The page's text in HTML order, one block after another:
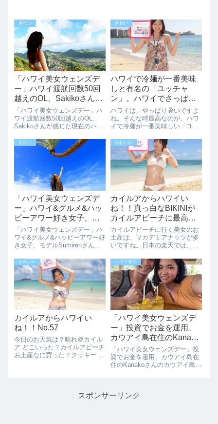
きれい
「ハワイ美女ウェンズデ
ー」ハワイ渡航回数50回
越えのOL、Sakikoさんが
感じた現在のハワイ旅
「ハワイ美女ウェンズデー」ハ
ワイ渡航回数50回越えのOL、
Sakikoさんが感じた現在のハワ
なくなったことや、今のハワイ
の現状を知っておきたいと思っ
てハワイ旅行を決めたという、
Saikoさんの今のハワイ旅をイ
ンタ...
きれい
ハワイで冷麺が一番美味
しと有名の「ユッチャ
ン」。ハワイでさっぱり
冷麺を食べるなら、ここ
に行かないと。
ハワイは、やっぱり暑いですよ
ね。そんな時最高なのが、ハワ
イで冷麺が一番美味しい「ユッ
す。是非、試してみてくださ
い！！絶対納得するはずです。
ここは、芸能人も多く足を運ぶ
とか、弾力のある葛入りの冷麺
が絶品なので、 葛...
きれい
「ハワイ美女ウェンズデ
ー」ハワイ&グルメ&ハッ
ピーアワー好き女子、モ
デルSumirenさんのハワイ
ライフ
「ハワイ美女ウェンズデー」ハ
ワイ&グルメ&ハッピーアワー好
き女子、モデルSumirenさんの
旅行、広告モデルのSumirenさ
んのハワイライフをインタビュ
ーさせていただきました。海外
で1番ハワイが大好きな広告モ
デ...
かわいい
カイルアからハワイい
ね！！真っ白なBIKINIが
カイルアビーチに最高で
す。！！
カイルアビーチに行く美女のお
土産は、マカデミアナッツが多
いですね。日本の楽天では、
ハワイではその1/4ぐらいの値段
ですかね。【送料無料】マカデ
ミアナッツ 200g(無添加 無塩 ロ
ースト 素焼き)ナッツ界の王...
かわいい
カイルアからハワイい
ね！！No.57
今日のお天気は？晴れ＠カイル
ア どこいった？カイルアビーチ
お土産なに買った？クッキー お
ハワイ在住
「ハワイ美女ウェンズデ
ー」投資でお金を運用、
カウアイ島在住のKanako
さんのカウアイ島ライフ
「ハワイ美女ウェンズデー」投
資でお金を運用、カウアイ島在
住のKanakoさんのカウアイ島ラ
ーさせていただきました。初め
スポンサーリンク